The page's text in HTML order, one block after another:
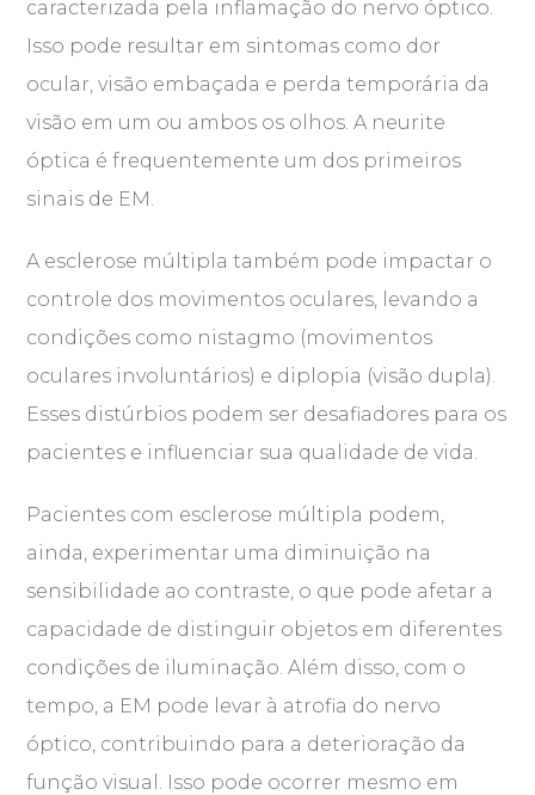
caracterizada pela inflamação do nervo óptico.
Isso pode resultar em sintomas como dor
ocular, visão embaçada e perda temporária da
visão em um ou ambos os olhos. A neurite
óptica é frequentemente um dos primeiros
sinais de EM.
A esclerose múltipla também pode impactar o
controle dos movimentos oculares, levando a
condições como nistagmo (movimentos
oculares involuntários) e diplopia (visão dupla).
Esses distúrbios podem ser desafiadores para os
pacientes e influenciar sua qualidade de vida.
Pacientes com esclerose múltipla podem,
ainda, experimentar uma diminuição na
sensibilidade ao contraste, o que pode afetar a
capacidade de distinguir objetos em diferentes
condições de iluminação. Além disso, com o
tempo, a EM pode levar à atrofia do nervo
óptico, contribuindo para a deterioração da
função visual. Isso pode ocorrer mesmo em